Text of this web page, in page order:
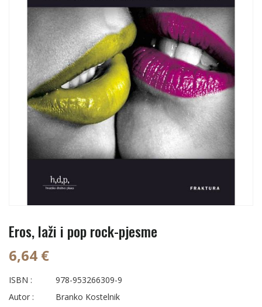
Eros, laži i pop rock-pjesme
6,64 €
ISBN :
978-953266309-9
Autor :
Branko Kostelnik